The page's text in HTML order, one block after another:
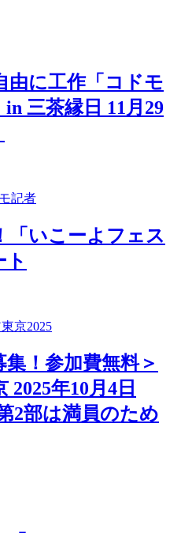
由に工作「コドモ
三茶縁日 11月29
「いこーよフェス
ト
！参加費無料＞
年10月4日
2部は満員のため